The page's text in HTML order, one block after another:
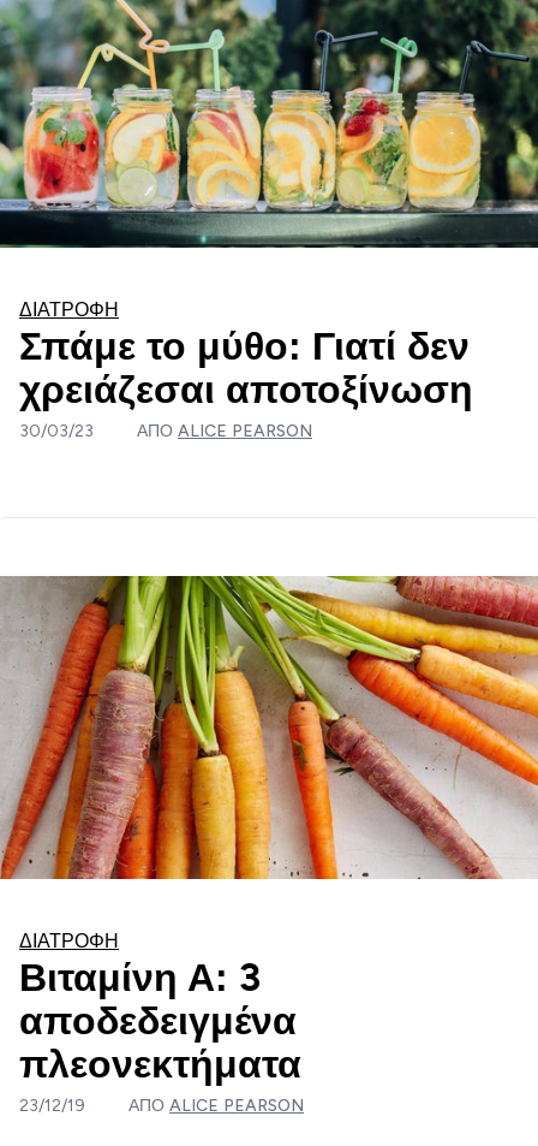
ΔΙΑΤΡΟΦΉ
Σπάμε το μύθο: Γιατί δεν
χρειάζεσαι αποτοξίνωση
30/03/23 ΑΠΌ ALICE PEARSON
ΔΙΑΤΡΟΦΉ
Βιταμίνη Α: 3
αποδεδειγμένα
πλεονεκτήματα
23/12/19 ΑΠΌ ALICE PEARSON